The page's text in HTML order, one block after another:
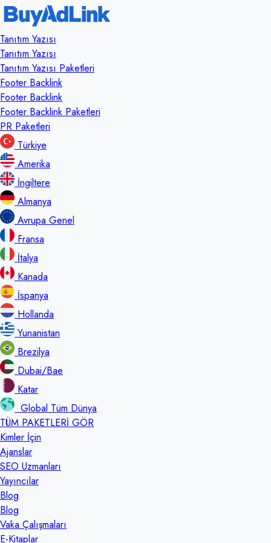
Tanıtım Yazısı
Tanıtım Yazısı
Tanıtım Yazısı Paketleri
Footer Backlink
Footer Backlink
Footer Backlink Paketleri
PR Paketleri
Türkiye
Amerika
İngiltere
Almanya
Avrupa Genel
Fransa
İtalya
Kanada
İspanya
Hollanda
Yunanistan
Brezilya
Dubai/Bae
Katar
Global Tüm Dünya
TÜM PAKETLERİ GÖR
Kimler İçin
Ajanslar
SEO Uzmanları
Yayıncılar
Blog
Blog
Vaka Çalışmaları
E-Kitaplar